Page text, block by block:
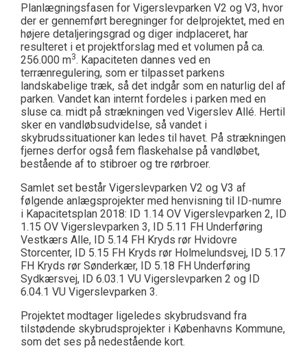
Planlægningsfasen for Vigerslevparken V2 og V3, hvor
der er gennemført beregninger for delprojektet, med en
højere detaljeringsgrad og diger indplaceret, har
resulteret i et projektforslag med et volumen på ca.
256.000 m3. Kapaciteten dannes ved en
terrænregulering, som er tilpasset parkens
landskabelige træk, så det indgår som en naturlig del af
parken. Vandet kan internt fordeles i parken med en
sluse ca. midt på strækningen ved Vigerslev Allé. Hertil
sker en vandløbsudvidelse, så vandet i
skybrudssituationer kan ledes til havet. På strækningen
fjernes derfor også fem flaskehalse på vandløbet,
bestående af to stibroer og tre rørbroer.
Samlet set består Vigerslevparken V2 og V3 af
følgende anlægsprojekter med henvisning til ID-numre
i Kapacitetsplan 2018: ID 1.14 OV Vigerslevparken 2, ID
1.15 OV Vigerslevparken 3, ID 5.11 FH Underføring
Vestkærs Alle, ID 5.14 FH Kryds rør Hvidovre
Storcenter, ID 5.15 FH Kryds rør Holmelundsvej, ID 5.17
FH Kryds rør Sønderkær, ID 5.18 FH Underføring
Sydkærsvej, ID 6.03.1 VU Vigerslevparken 2 og ID
6.04.1 VU Vigerslevparken 3.
Projektet modtager ligeledes skybrudsvand fra
tilstødende skybrudsprojekter i Københavns Kommune,
som det ses på nedestående kort.